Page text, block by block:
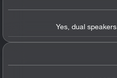
Yes, dual speakers